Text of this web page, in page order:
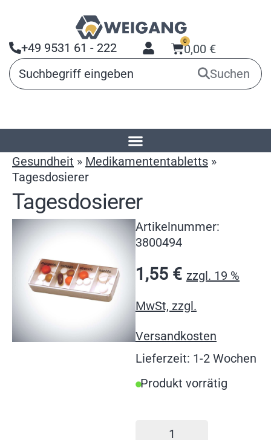
+49 9531 61 - 222 0,00 €
0
Suchen
»Arbeitsmittel für
Gesundheit » Medikamententabletts »
Tagesdosierer
Tagesdosierer
Artikelnummer:
3800494
1,55 € zzgl. 19 %
MwSt, zzgl.
Versandkosten
Lieferzeit: 1-2 Wochen
Produkt vorrätig